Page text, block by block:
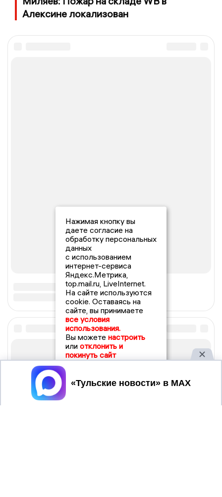
Алексине локализован
Нажимая кнопку вы
даете согласие на
обработку персональных
данных
с использованием
интернет-сервиса
Яндекс.Метрика,
top.mail.ru, LiveInternet.
На сайте используются
cookie. Оставаясь на
сайте, вы принимаете
все условия
использования.
Вы можете настроить
или отклонить и
покинуть сайт
Принять